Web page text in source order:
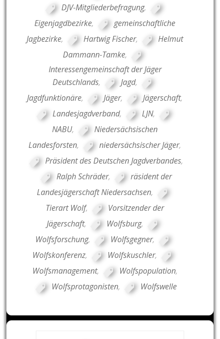
DJV-Mitgliederbefragung,
Eigenjagdbezirke,
gemeinschaftliche
Jagbezirke, Hartwig Fischer,
Helmut
Dammann-Tamke,
Interessengemeinschaft der Jäger
Deutschlands, Jagd,
Jagdfunktionäre, Jäger, Jägerschaft,
Landesjagdverband, LJN,
NABU,
Niedersächsischen
Landesforsten, niedersächsischer Jäger,
Präsident des Deutschen Jagdverbandes,
Ralph Schräder,
räsident der
Landesjägerschaft Niedersachsen,
Tierart Wolf,
Vorsitzender der
Jägerschaft, Wolfsburg,
Wolfsforschung, Wolfsgegner,
Wolfskonferenz, Wolfskuschler,
Wolfsmanagement, Wolfspopulation,
Wolfsprotagonisten, Wolfswelle